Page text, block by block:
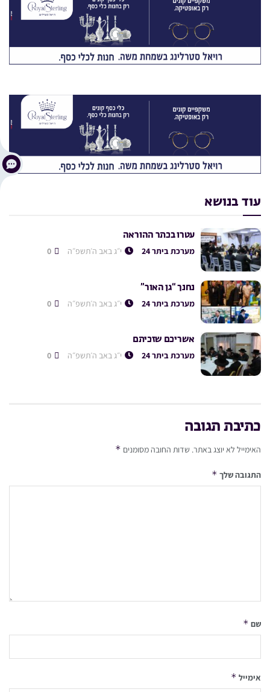
עוד בנושא
עטרו בכתר ההוראה
מערכת ביתר 24 י״ג באב ה׳תשפ״ה
נחנך “גן האור”
מערכת ביתר 24 י״ג באב ה׳תשפ״ה
אשריכם שזכיתם
מערכת ביתר 24 י״ג באב ה׳תשפ״ה
כתיבת תגובה
האימייל לא יוצג באתר. שדות החובה מסומנים *
התגובה שלך *
שם *
אימייל *